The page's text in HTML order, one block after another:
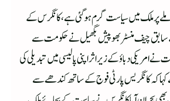
پر ملک میں سیاست گرم ہو گئی ہے، کانگرس کے
36 گڑھ کے سابق چیف منسٹر بھوپیش بگھیل نے حکومت سے
امریکی دباؤ کے زیر اثر اپنی پالیسی میں تبدیلی کی
کہا کہ کانگریس پارٹی فوج کے ساتھ کندھے سے